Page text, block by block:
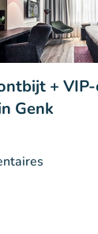
+
Genk